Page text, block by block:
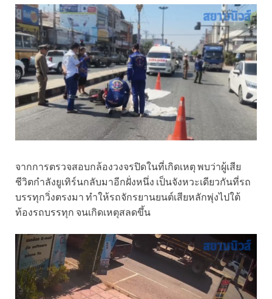
จากการตรวจสอบกล้องวงจรปิดในที่เกิดเหตุ พบว่าผู้เสีย
ชีวิตกำลังยูเทิร์นกลับมาอีกฝั่งหนึ่ง เป็นจังหวะเดียวกันที่รถ
บรรทุกวิ่งตรงมา ทำให้รถจักรยานยนต์เสียหลักพุ่งไปใต้
ท้องรถบรรทุก จนเกิดเหตุสลดขึ้น